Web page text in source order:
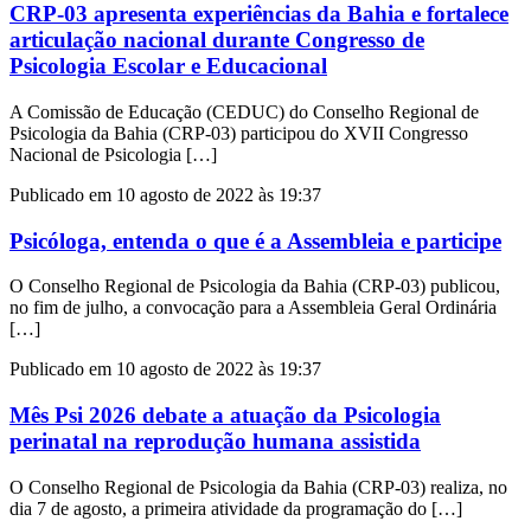
CRP-03 apresenta experiências da Bahia e fortalece
articulação nacional durante Congresso de
Psicologia Escolar e Educacional
A Comissão de Educação (CEDUC) do Conselho Regional de
Psicologia da Bahia (CRP-03) participou do XVII Congresso
Nacional de Psicologia […]
Publicado em 10 agosto de 2022 às 19:37
Psicóloga, entenda o que é a Assembleia e participe
O Conselho Regional de Psicologia da Bahia (CRP-03) publicou,
no fim de julho, a convocação para a Assembleia Geral Ordinária
[…]
Publicado em 10 agosto de 2022 às 19:37
Mês Psi 2026 debate a atuação da Psicologia
perinatal na reprodução humana assistida
O Conselho Regional de Psicologia da Bahia (CRP-03) realiza, no
dia 7 de agosto, a primeira atividade da programação do […]